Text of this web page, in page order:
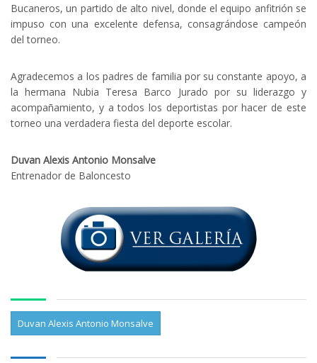
Bucaneros, un partido de alto nivel, donde el equipo anfitrión se
impuso con una excelente defensa, consagrándose campeón
del torneo.
Agradecemos a los padres de familia por su constante apoyo, a
la hermana Nubia Teresa Barco Jurado por su liderazgo y
acompañamiento, y a todos los deportistas por hacer de este
torneo una verdadera fiesta del deporte escolar.
Duvan Alexis Antonio Monsalve
Entrenador de Baloncesto
Duvan Alexis Antonio Monsalve